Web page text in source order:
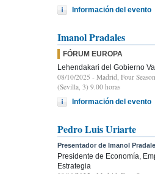
Información del evento
Imanol Pradales
FÓRUM EUROPA
Lehendakari del Gobierno
08/10/2025 - Madrid, Four
(Sevilla, 3) 9.00 horas
Información del evento
Pedro Luis Uriarte
Presentador de Imanol
Presidente de Economía,
Estrategia